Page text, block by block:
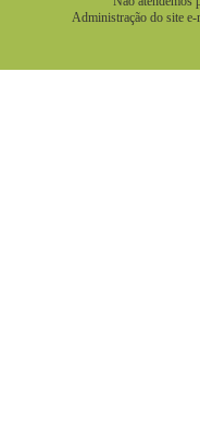
Administração do site